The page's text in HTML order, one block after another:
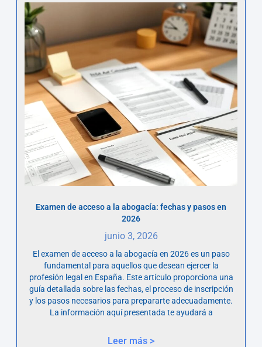
Examen de acceso a la abogacía: fechas y pasos en
2026
junio 3, 2026
El examen de acceso a la abogacía en 2026 es un paso
fundamental para aquellos que desean ejercer la
profesión legal en España. Este artículo proporciona una
guía detallada sobre las fechas, el proceso de inscripción
y los pasos necesarios para prepararte adecuadamente.
La información aquí presentada te ayudará a
Leer más >